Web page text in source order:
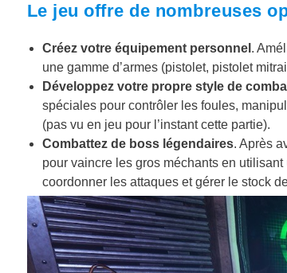
Le jeu offre de nombreuses
Créez votre équipement personnel .
une gamme d’armes (pistolet, pistolet
Développez votre propre style de
spéciales pour contrôler les foules,
(pas vu en jeu pour l’instant cette partie).
Combattez de boss légendaires. Après
pour vaincre les gros méchants en
coordonner les attaques et gérer le stock